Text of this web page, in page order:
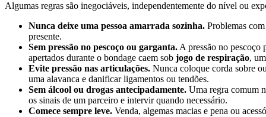
Algumas regras são inegociáveis, independentemente do nível ou
Nunca deixe uma pessoa amarrada sozinha. Problemas
presente.
Sem pressão no pescoço ou garganta. A pressão no pescoço
apertados durante o bondage caem sob jogo de respiração,
Evite pressão nas articulações. Nunca coloque corda sobre
uma alavanca e danificar ligamentos ou tendões.
Sem álcool ou drogas antecipadamente. Uma regra comum
os sinais de um parceiro e intervir quando necessário.
Comece sempre leve. Venda, algemas macias e pena ou